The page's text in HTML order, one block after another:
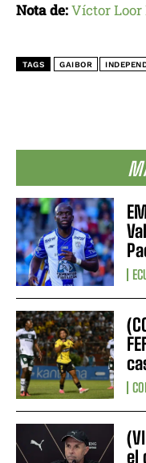
el
Nota de:Víctor Loor
TAGS GAIBOR